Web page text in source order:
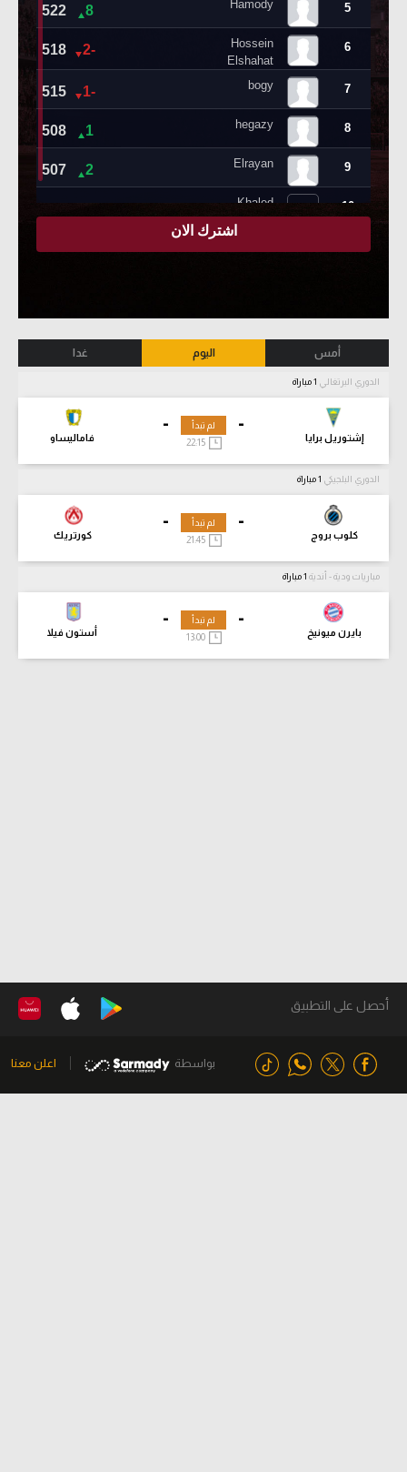
أمس اليوم غدا
الدوري البرتغالي
-
إشتوريل برايا
-
فاماليساو
لم تبدأ
22:15
الدوري البلجيكي
-
كلوب بروج
-
كورتريك
لم تبدأ
21:45
مباريات ودية - أندية
-
بايرن ميونيخ
-
أستون فيلا
لم تبدأ
13:00
أحصل على التطبيق
بواسطة اعلن معنا